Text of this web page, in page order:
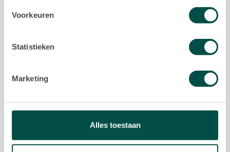
Voorkeuren
Statistieken
Marketing
Alles toestaan
Sarah Keij